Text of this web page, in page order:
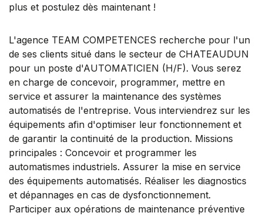
plus et postulez dès maintenant !
L'agence TEAM COMPETENCES recherche pour l'un
de ses clients situé dans le secteur de CHATEAUDUN
pour un poste d'AUTOMATICIEN (H/F). Vous serez
en charge de concevoir, programmer, mettre en
service et assurer la maintenance des systèmes
automatisés de l'entreprise. Vous interviendrez sur les
équipements afin d'optimiser leur fonctionnement et
de garantir la continuité de la production. Missions
principales : Concevoir et programmer les
automatismes industriels. Assurer la mise en service
des équipements automatisés. Réaliser les diagnostics
et dépannages en cas de dysfonctionnement.
Participer aux opérations de maintenance préventive